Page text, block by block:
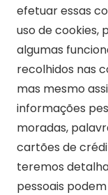
efetuar essas
uso de cookies,
algumas
recolhidos nas
mas mesmo
informações
moradas,
cartões de
teremos
pessoais